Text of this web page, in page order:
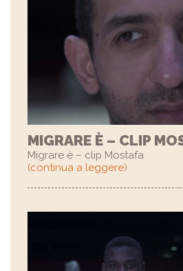
MIGRARE È – CLIP
Migrare è – clip Mostafa
(continua a leggere)